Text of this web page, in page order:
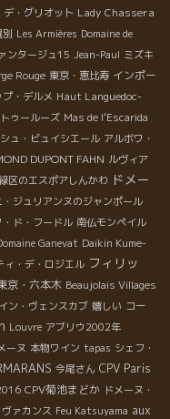
デ・グリオット Lady Chassera
Les Armières Domaine de
ンタージュ15 Jean-Paul ミズキ
Rouge 東京・恵比寿 インポー
・デルメ Haut Languedoc-
トゥールーズ Mas de l'Escarida
ュ・ビュイシエール アルボワ・
DUPONT FAHN ルヴィア
区のエスポアしんかわ ドメー
ジュリアンヌのジャンポール
・ド・フードル 南仏モンペイル
Ganevat Daikin Kume-
ィ・デ・ロジエル フィリッ
京・六本木 Beaujolais Villages
ン・ヴェンスカブ 嬉しい コー
Louvre アブリウ2002年
ーヌ 本物ワイン tapas シェフ・
今尾さん CPV Paris
CPV菊池まどか ドメーヌ・
ヴァカンス Feu Katsuyama aux